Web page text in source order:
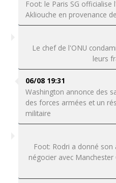
Foot: le Paris SG
Akliouche en provenance
Le chef de l'ONU
leurs
06/08 19:31
Washington annonce des
des forces armées et un
militaire
Foot: Rodri a donné son
négocier avec